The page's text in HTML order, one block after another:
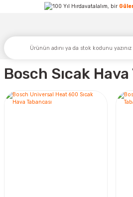
Hırdavatalalım, bir
Bosch Sıcak Hava